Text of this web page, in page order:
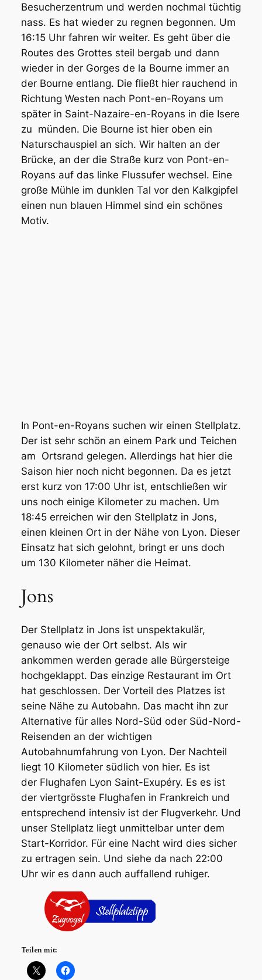
Besucherzentrum und werden nochmal tüchtig
nass. Es hat wieder zu regnen begonnen. Um
16:15 Uhr fahren wir weiter. Es geht über die
Routes des Grottes steil bergab und dann
wieder in der Gorges de la Bourne immer an
der Bourne entlang. Die fließt hier rauchend in
Richtung Westen nach Pont-en-Royans um
später in Saint-Nazaire-en-Royans in die Isere
zu münden. Die Bourne ist hier oben ein
Naturschauspiel an sich. Wir halten an der
Brücke, an der die Straße kurz von Pont-en-
Royans auf das linke Flussufer wechsel. Eine
große Mühle im dunklen Tal vor den Kalkgipfel
einen nun blauen Himmel sind ein schönes
Motiv.
In Pont-en-Royans suchen wir einen Stellplatz.
Der ist sehr schön an einem Park und Teichen
am Ortsrand gelegen. Allerdings hat hier die
Saison hier noch nicht begonnen. Da es jetzt
erst kurz von 17:00 Uhr ist, entschließen wir
uns noch einige Kilometer zu machen. Um
18:45 erreichen wir den Stellplatz in Jons,
einen kleinen Ort in der Nähe von Lyon. Dieser
Einsatz hat sich gelohnt, bringt er uns doch
um 130 Kilometer näher die Heimat.
Jons
Der Stellplatz in Jons ist unspektakulär,
genauso wie der Ort selbst. Als wir
ankommen werden gerade alle Bürgersteige
hochgeklappt. Das einzige Restaurant im Ort
hat geschlossen. Der Vorteil des Platzes ist
seine Nähe zu Autobahn. Das macht ihn zur
Alternative für alles Nord-Süd oder Süd-Nord-
Reisenden an der wichtigen
Autobahnumfahrung von Lyon. Der Nachteil
liegt 10 Kilometer südlich von hier. Es ist
der Flughafen Lyon Saint-Exupéry. Es es ist
der viertgrösste Flughafen in Frankreich und
entsprechend intensiv ist der Flugverkehr. Und
unser Stellplatz liegt unmittelbar unter dem
Start-Korridor. Für eine Nacht wird dies sicher
zu ertragen sein. Und siehe da nach 22:00
Uhr wir es dann auch auffallend ruhiger.
Teilen mit: